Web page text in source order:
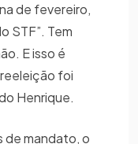
de fevereiro,
STF”. Tem
E isso é
foi
Henrique.
de mandato, o